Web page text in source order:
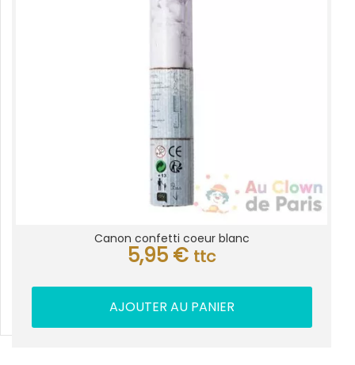
Canon confetti coeur blanc
5,95 € ttc
AJOUTER AU PANIER